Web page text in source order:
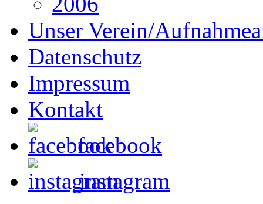
Unser Verein/
Datenschutz
Impressum
Kontakt
facebook
instagram